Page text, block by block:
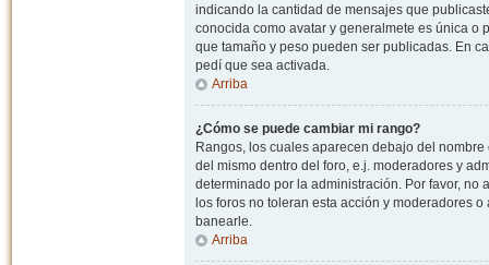
indicando la cantidad de mensajes que
conocida como avatar y generalmete es única o
que tamaño y peso pueden ser publicadas. En
pedí que sea activada.
Arriba
¿Cómo se puede cambiar mi rango?
Rangos, los cuales aparecen debajo del
del mismo dentro del foro, e.j. moderadores y
determinado por la administración. Por favor,
los foros no toleran esta acción y moderadores
banearle.
Arriba